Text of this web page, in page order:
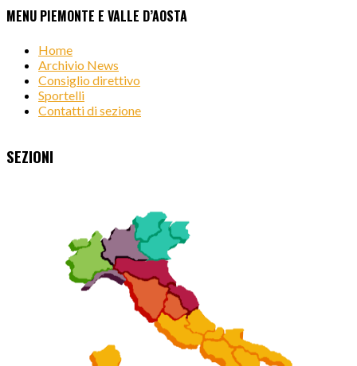
MENU PIEMONTE E VALLE D’AOSTA
Home
Archivio News
Consiglio direttivo
Sportelli
Contatti di sezione
SEZIONI